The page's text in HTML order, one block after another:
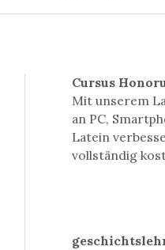
Cursus
Mit unserem
an PC,
Latein
vollständig